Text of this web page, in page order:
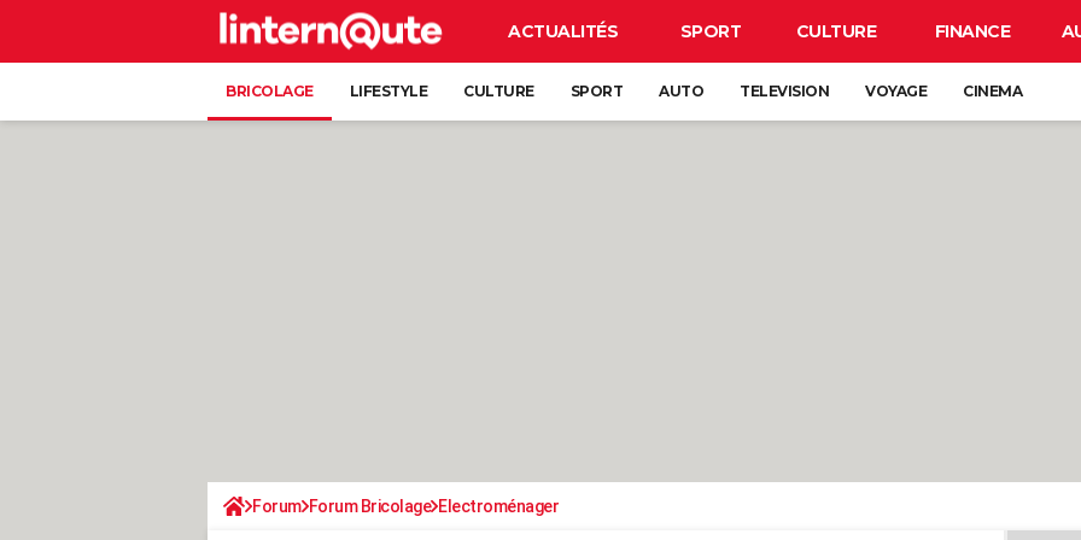
ACTUALITÉS SPORT CULTURE FINANCE
BRICOLAGE LIFESTYLE CULTURE SPORT AUTO TELEVISION VOYAGE CINEMA
Forum Forum Bricolage Electroménager